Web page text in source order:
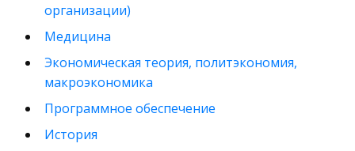
организации)
Медицина
Экономическая теория, политэкономия,
макроэкономика
Программное обеспечение
История